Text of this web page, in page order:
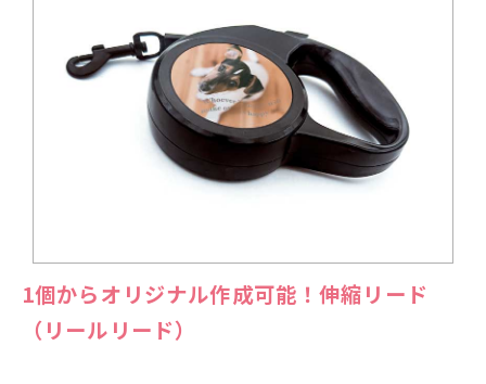
1個からオリジナル作成可能！伸縮リード
（リールリード）